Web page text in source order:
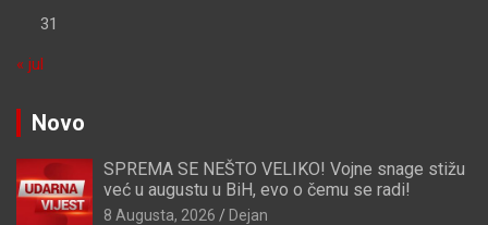
31
« jul
Novo
SPREMA SE NEŠTO VELIKO! Vojne snage stižu
već u augustu u BiH, evo o čemu se radi!
8 Augusta, 2026 Dejan